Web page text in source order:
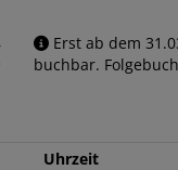
Erst ab dem
buchbar.
Uhrzeit